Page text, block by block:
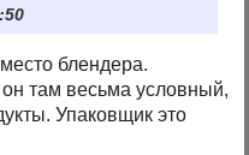
блендера.
там весьма условный,
Упаковщик это